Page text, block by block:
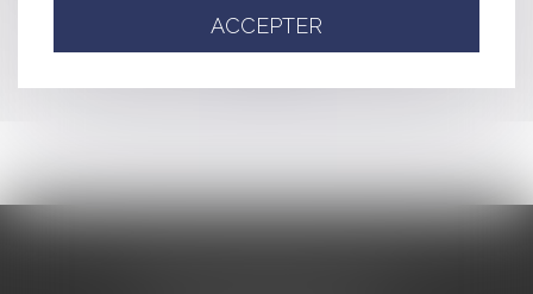
< ... 29 30 31 32 33 34 35 ... >
ACCEPTER